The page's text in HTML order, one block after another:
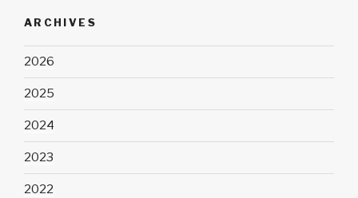
ARCHIVES
2026
2025
2024
2023
2022